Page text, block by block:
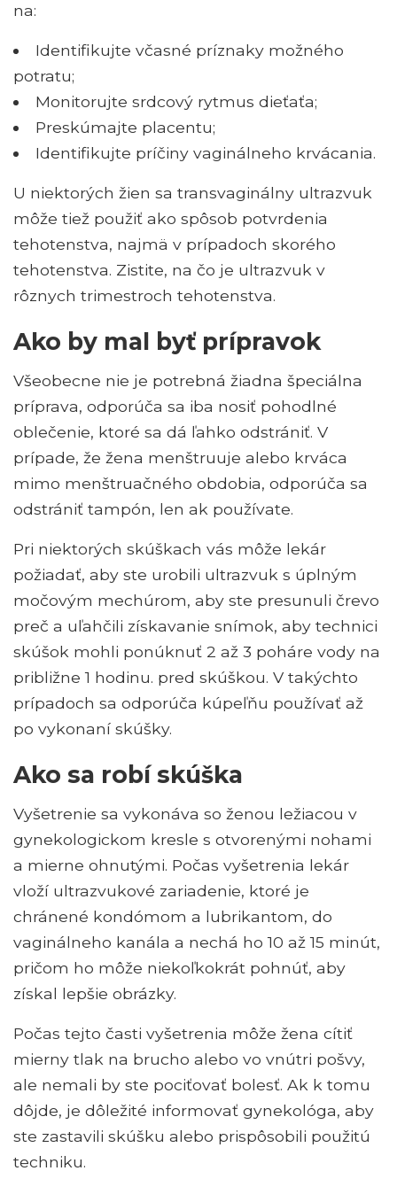
na:
Identifikujte včasné príznaky možného
potratu;
Monitorujte srdcový rytmus dieťaťa;
Preskúmajte placentu;
Identifikujte príčiny vaginálneho krvácania.
U niektorých žien sa transvaginálny ultrazvuk
môže tiež použiť ako spôsob potvrdenia
tehotenstva, najmä v prípadoch skorého
tehotenstva. Zistite, na čo je ultrazvuk v
rôznych trimestroch tehotenstva.
Ako by mal byť prípravok
Všeobecne nie je potrebná žiadna špeciálna
príprava, odporúča sa iba nosiť pohodlné
oblečenie, ktoré sa dá ľahko odstrániť. V
prípade, že žena menštruuje alebo krváca
mimo menštruačného obdobia, odporúča sa
odstrániť tampón, len ak používate.
Pri niektorých skúškach vás môže lekár
požiadať, aby ste urobili ultrazvuk s úplným
močovým mechúrom, aby ste presunuli črevo
preč a uľahčili získavanie snímok, aby technici
skúšok mohli ponúknuť 2 až 3 poháre vody na
približne 1 hodinu. pred skúškou. V takýchto
prípadoch sa odporúča kúpeľňu používať až
po vykonaní skúšky.
Ako sa robí skúška
Vyšetrenie sa vykonáva so ženou ležiacou v
gynekologickom kresle s otvorenými nohami
a mierne ohnutými. Počas vyšetrenia lekár
vloží ultrazvukové zariadenie, ktoré je
chránené kondómom a lubrikantom, do
vaginálneho kanála a nechá ho 10 až 15 minút,
pričom ho môže niekoľkokrát pohnúť, aby
získal lepšie obrázky.
Počas tejto časti vyšetrenia môže žena cítiť
mierny tlak na brucho alebo vo vnútri pošvy,
ale nemali by ste pociťovať bolesť. Ak k tomu
dôjde, je dôležité informovať gynekológa, aby
ste zastavili skúšku alebo prispôsobili použitú
techniku.